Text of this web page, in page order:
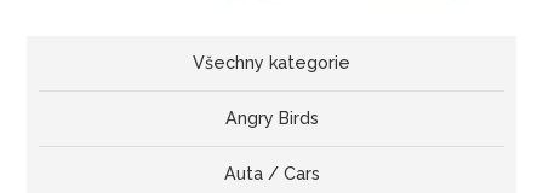
Všechny kategorie
Angry Birds
Auta / Cars